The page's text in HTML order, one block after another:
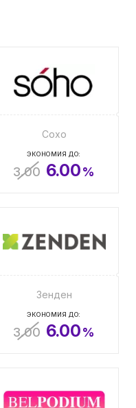
Сохо
ЭКОНОМИЯ ДО:
3.00 6.00%
Зенден
ЭКОНОМИЯ ДО:
3.00 6.00%